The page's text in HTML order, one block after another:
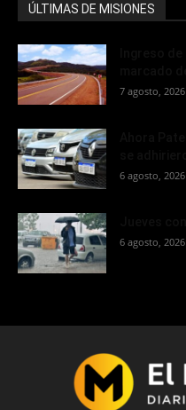
ÚLTIMAS DE MISIONES
7 agosto, 2026
6 agosto, 2026
6 agosto, 2026